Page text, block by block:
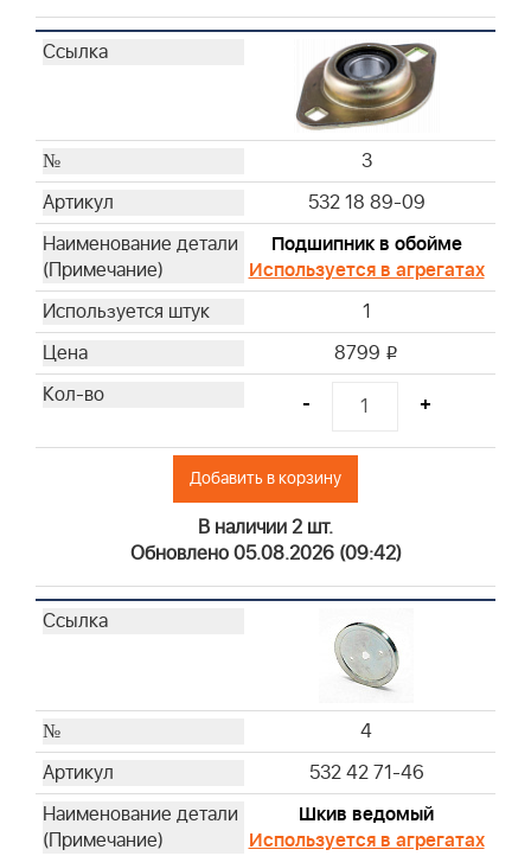
3
532 18 89-09
Подшипник в обойме
Используется в агрегатах
1
8799 i
- +
Добавить в корзину
В наличии 2 шт.
Обновлено 05.08.2026 (09:42)
4
532 42 71-46
Шкив ведомый
Используется в агрегатах